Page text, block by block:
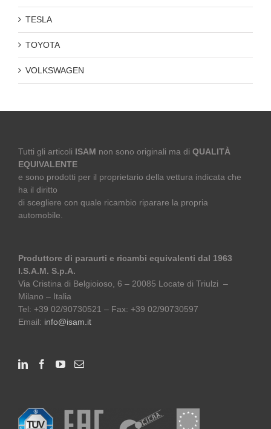
TESLA
TOYOTA
VOLKSWAGEN
Tutti gli articoli ISAM non sono originali ma di QUALITÀ
EQUIVALENTE
e sono prodotti per il proprietario della vettura indicata che
ha il diritto
di scegliere con quale ricambio riparare la propria
automobile.
Produttore di paraurti e ricambi equivalenti dal 1963
I.S.A.M. S.p.A.
Via Cristina di Belgioioso, 6 – 20085 Locate di Triulzi –
Milano – Italia
Tel: +39 02/90730521 – Fax: +39 02/90730597
Email: info@isam.it